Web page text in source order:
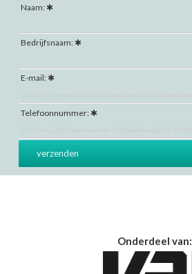
Naam:
Bedrijfsnaam:
E-mail:
Telefoonnummer:
Onderdeel van: